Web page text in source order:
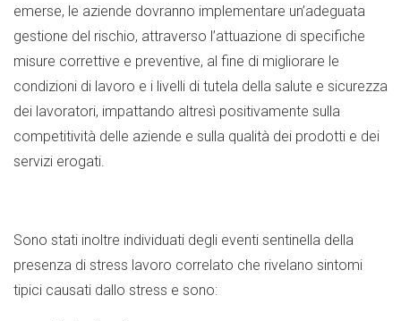
emerse, le aziende dovranno implementare un’adeguata
gestione del rischio, attraverso l’attuazione di specifiche
misure correttive e preventive, al fine di migliorare le
condizioni di lavoro e i livelli di tutela della salute e sicurezza
dei lavoratori, impattando altresì positivamente sulla
competitività delle aziende e sulla qualità dei prodotti e dei
servizi erogati.
Sono stati inoltre individuati degli eventi sentinella della
presenza di stress lavoro correlato che rivelano sintomi
tipici causati dallo stress e sono: